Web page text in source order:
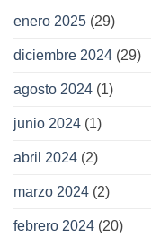
enero 2025 (29)
diciembre 2024 (29)
agosto 2024 (1)
junio 2024 (1)
abril 2024 (2)
marzo 2024 (2)
febrero 2024 (20)